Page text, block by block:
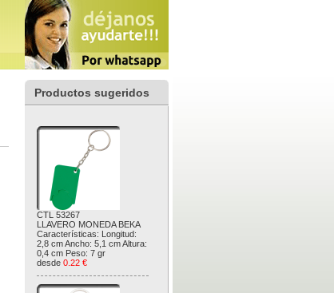
Productos sugeridos
CTL 53267
LLAVERO MONEDA BEKA
Características: Longitud:
2,8 cm Ancho: 5,1 cm Altura:
0,4 cm Peso: 7 gr
desde 0.22 €